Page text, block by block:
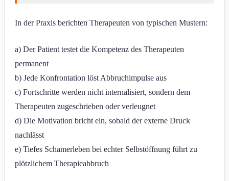
In der Praxis berichten Therapeuten von typischen Mustern:
a) Der Patient testet die Kompetenz des Therapeuten
permanent
b) Jede Konfrontation löst Abbruchimpulse aus
c) Fortschritte werden nicht internalisiert, sondern dem
Therapeuten zugeschrieben oder verleugnet
d) Die Motivation bricht ein, sobald der externe Druck
nachlässt
e) Tiefes Schamerleben bei echter Selbstöffnung führt zu
plötzlichem Therapieabbruch